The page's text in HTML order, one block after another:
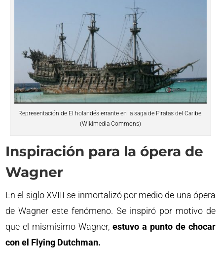
Representación de El holandés errante en la saga de Piratas del Caribe.
(Wikimedia Commons)
Inspiración para la ópera de
Wagner
En el siglo XVIII se inmortalizó por medio de una ópera
de Wagner este fenómeno. Se inspiró por motivo de
que el mismísimo Wagner, estuvo a punto de chocar
con el Flying Dutchman.